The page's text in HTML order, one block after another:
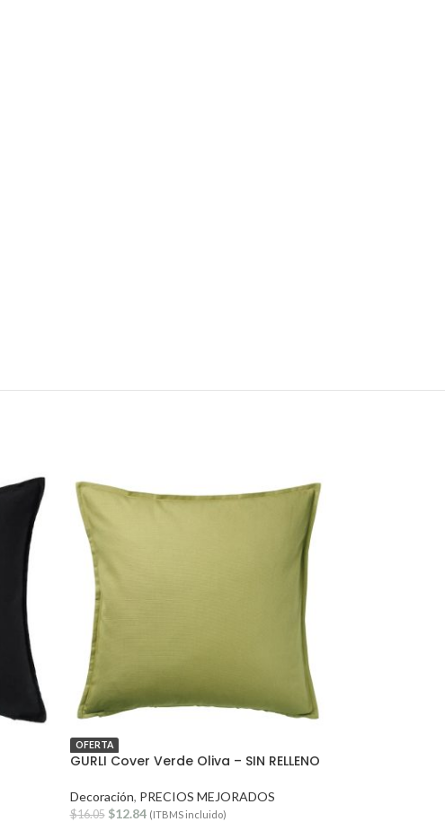
OFERTA
GURLI Cover Verde Oliva – SIN RELLENO
Decoración, PRECIOS MEJORADOS
$16.05 $12.84 (ITBMS incluido)